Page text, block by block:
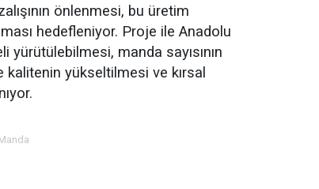
önlenmesi, bu üretim
hedefleniyor. Proje ile Anadolu
yürütülebilmesi, manda sayısının
kalitenin yükseltilmesi ve kırsal